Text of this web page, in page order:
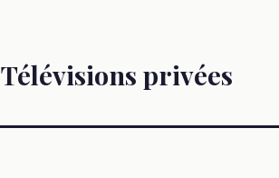
Télévisions privées